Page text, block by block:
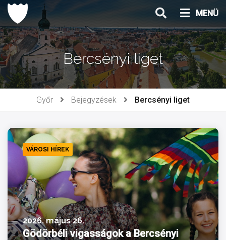
Ugrás
tartalomhoz
MENÜ
Bercsényi liget
Győr Bejegyzések Bercsényi liget
VÁROSI HÍREK
2026. május 26.
Gödörbéli vigasságok a Bercsényi